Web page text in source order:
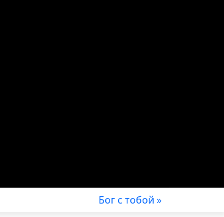
Бог с тобой »